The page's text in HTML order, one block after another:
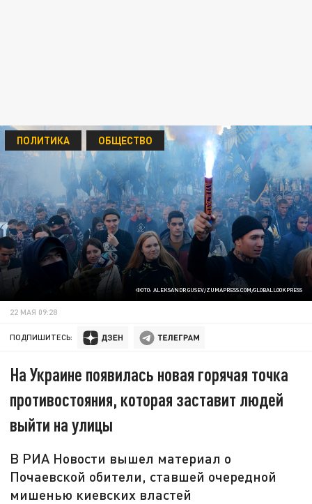
ФОТО: ALEKSANDR GUSEV/ZUMAPRESS.COM/GLOBALLOOKPRESS
ПОЛИТИКА ОБЩЕСТВО
22 МАЯ 09:28
ПОДПИШИТЕСЬ:
На Украине появилась новая горячая точка
противостояния, которая заставит людей
выйти на улицы
В РИА Новости вышел материал о
Почаевской обители, ставшей очередной
мишенью киевских властей